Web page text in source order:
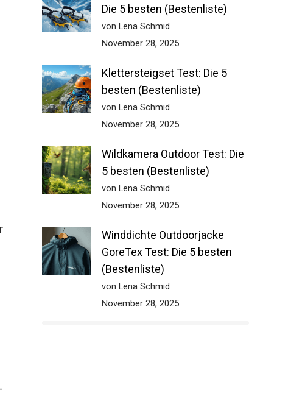
Die 5 besten (Bestenliste)
von Lena Schmid
November 28, 2025
Klettersteigset Test: Die 5
besten (Bestenliste)
von Lena Schmid
November 28, 2025
Wildkamera Outdoor Test: Die
5 besten (Bestenliste)
von Lena Schmid
November 28, 2025
Winddichte Outdoorjacke
GoreTex Test: Die 5 besten
(Bestenliste)
von Lena Schmid
November 28, 2025